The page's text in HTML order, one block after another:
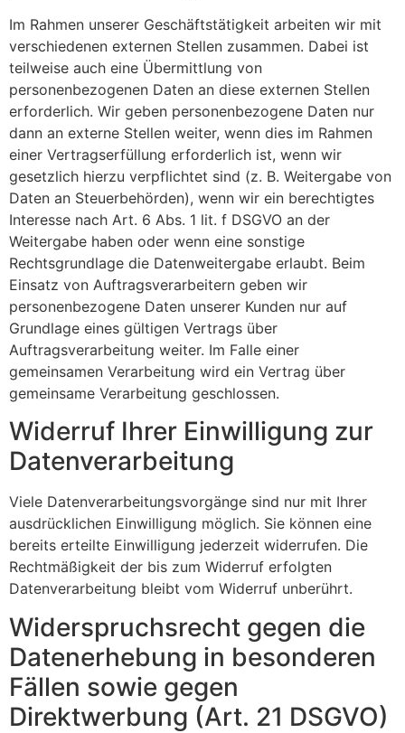
Im Rahmen unserer Geschäftstätigkeit arbeiten wir mit
verschiedenen externen Stellen zusammen. Dabei ist
teilweise auch eine Übermittlung von
personenbezogenen Daten an diese externen Stellen
erforderlich. Wir geben personenbezogene Daten nur
dann an externe Stellen weiter, wenn dies im Rahmen
einer Vertragserfüllung erforderlich ist, wenn wir
gesetzlich hierzu verpflichtet sind (z. B. Weitergabe von
Daten an Steuerbehörden), wenn wir ein berechtigtes
Interesse nach Art. 6 Abs. 1 lit. f DSGVO an der
Weitergabe haben oder wenn eine sonstige
Rechtsgrundlage die Datenweitergabe erlaubt. Beim
Einsatz von Auftragsverarbeitern geben wir
personenbezogene Daten unserer Kunden nur auf
Grundlage eines gültigen Vertrags über
Auftragsverarbeitung weiter. Im Falle einer
gemeinsamen Verarbeitung wird ein Vertrag über
gemeinsame Verarbeitung geschlossen.
Widerruf Ihrer Einwilligung zur
Datenverarbeitung
Viele Datenverarbeitungsvorgänge sind nur mit Ihrer
ausdrücklichen Einwilligung möglich. Sie können eine
bereits erteilte Einwilligung jederzeit widerrufen. Die
Rechtmäßigkeit der bis zum Widerruf erfolgten
Datenverarbeitung bleibt vom Widerruf unberührt.
Widerspruchsrecht gegen die
Datenerhebung in besonderen
Fällen sowie gegen
Direktwerbung (Art. 21 DSGVO)